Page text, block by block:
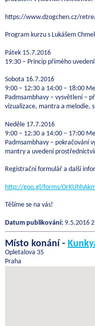
https://www.dzogchen.cz/
Program kurzu s Lukášem
Pátek 15.7.2016
19:30 – Princip přímého
Sobota 16.7.2016
9:00 – 12:30 a 14:00 – 18:00
Padmsambhavy – vysvětlení –
vizualizace, mantra a melodie,
Neděle 17.7.2016
9:00 – 12:30 a 14:00 – 17:00
Padmsambhavy – pokračování
mantry a uvedení
Registrační formulář a další
http://goo.gl/forms/
Těšíme se na vás!
Datum publikování: 9.5.2016
Místo konání -
Opletalova 35
Praha